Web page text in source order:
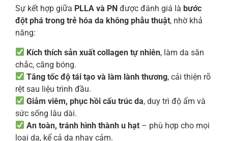
Sự kết hợp giữa PLLA và PN được đánh giá là bước
đột phá trong trẻ hóa da không phẫu thuật, nhờ khả
năng:
Kích thích sản xuất collagen tự nhiên, làm da săn
chắc, căng bóng.
Tăng tốc độ tái tạo và làm lành thương, cải thiện rõ
rệt sau liệu trình đầu.
Giảm viêm, phục hồi cấu trúc da, duy trì độ ẩm và
sức sống lâu dài.
An toàn, tránh hình thành u hạt – phù hợp cho mọi
loại da, kể cả da nhạy cảm.